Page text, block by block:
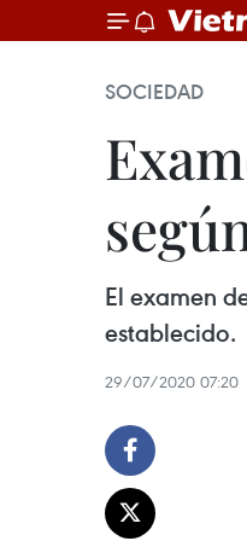
SOCIEDAD
El examen
establecido.
29/07/2020 07:20